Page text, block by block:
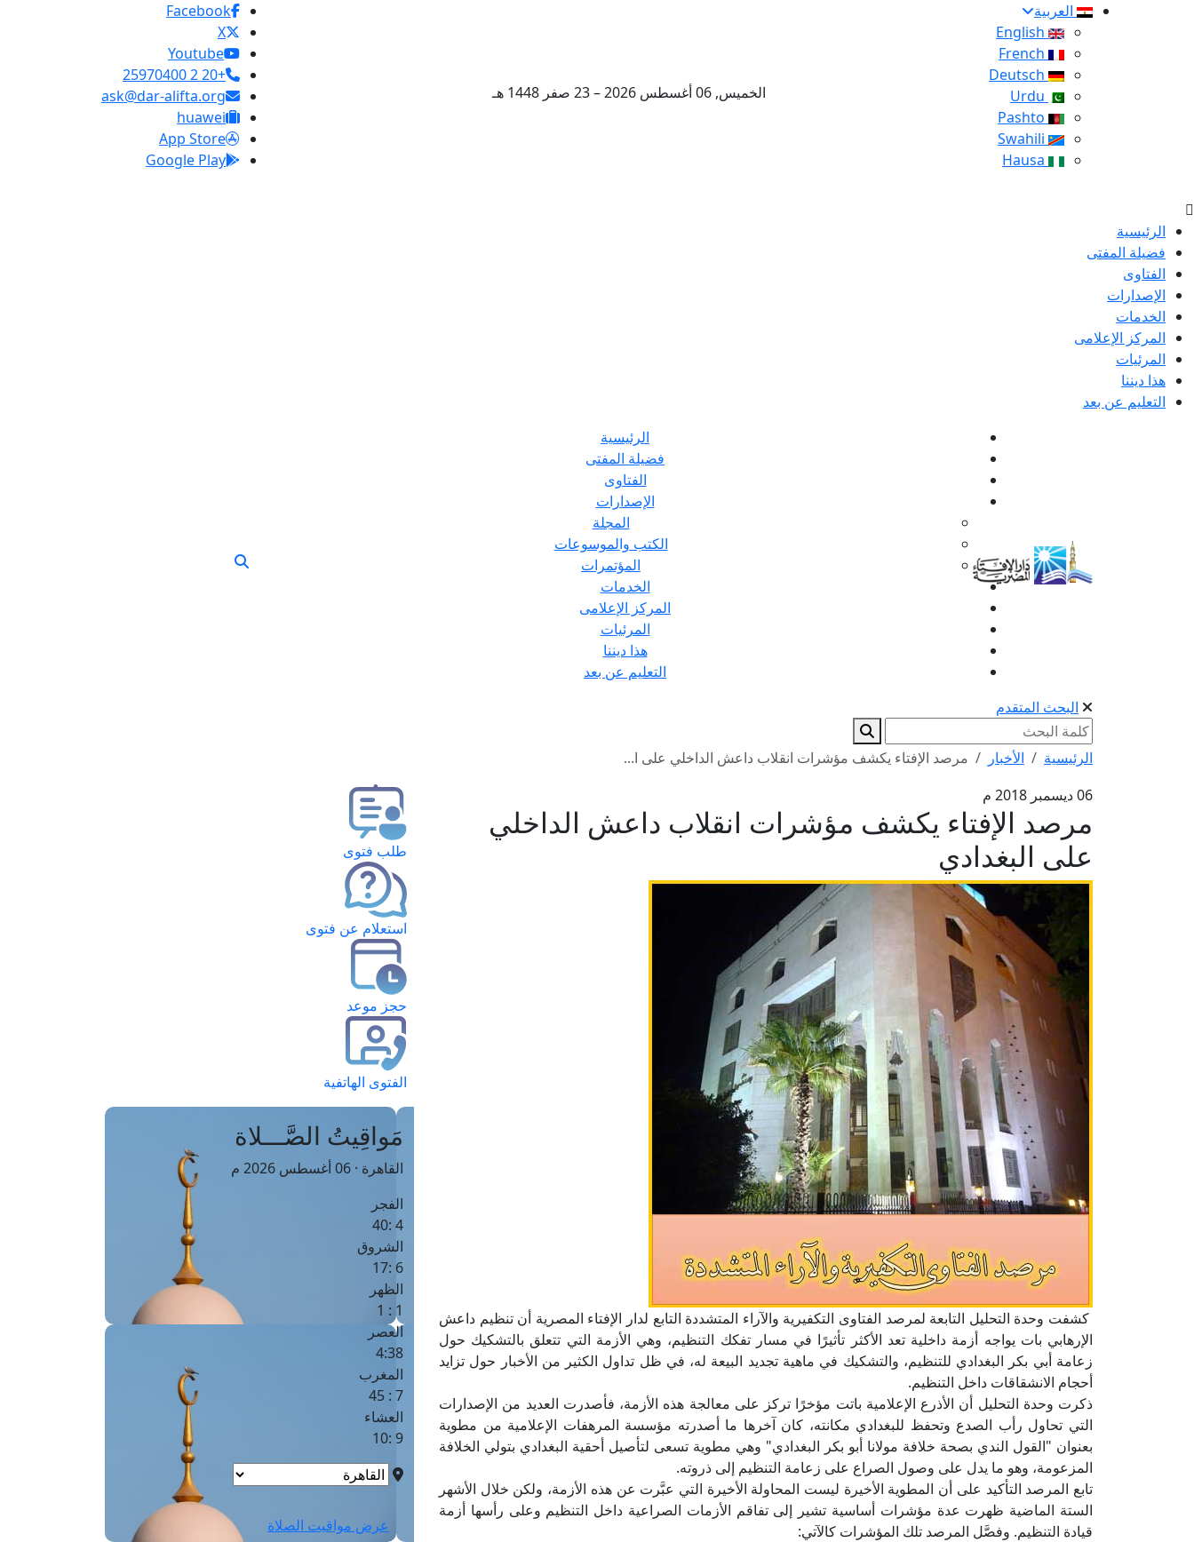
العربية
الخميس, 06 أغسطس 2026 – 23 صفر 1448 هـ
Facebook
X
Youtube
+20 2 25970400
ask@dar-alifta.org
huawei
App Store
Google Play
الرئيسية
فضيلة المفتى
الفتاوى
الإصدارات
الخدمات
المركز الإعلامى
المرئيات
هذا ديننا
التعليم عن بعد
الرئيسية
فضيلة المفتى
الفتاوى
الإصدارات
المجلة
الكتب والموسوعات
المؤتمرات
الخدمات
المركز الإعلامى
المرئيات
هذا ديننا
التعليم عن بعد
البحث المتقدم
الرئيسية الأخبار
مرصد الإفتاء يكشف مؤشرات انقلاب داعش الداخلي على ا...
06 ديسمبر 2018 م
مرصد الإفتاء يكشف مؤشرات انقلاب داعش الداخلي
على البغدادي
كشفت وحدة التحليل التابعة لمرصد الفتاوى التكفيرية والآراء المتشددة التابع لدار الإفتاء المصرية أن تنظيم داعش
الإرهابي بات يواجه أزمة داخلية تعد الأكثر تأثيرًا في مسار تفكك التنظيم، وهي الأزمة التي تتعلق بالتشكيك حول
زعامة أبي بكر البغدادي للتنظيم، والتشكيك في ماهية تجديد البيعة له، في ظل تداول الكثير من الأخبار حول تزايد
أحجام الانشقاقات داخل التنظيم.
ذكرت وحدة التحليل أن الأذرع الإعلامية باتت مؤخرًا تركز على معالجة هذه الأزمة، فأصدرت العديد من الإصدارات
التي تحاول رأب الصدع وتحفظ للبغدادي مكانته، كان آخرها ما أصدرته مؤسسة المرهفات الإعلامية من مطوية
بعنوان "القول الندي بصحة خلافة مولانا أبو بكر البغدادي" وهي مطوية تسعى لتأصيل أحقية البغدادي بتولي الخلافة
المزعومة، وهو ما يدل على وصول الصراع على زعامة التنظيم إلى ذروته.
تابع المرصد التأكيد على أن المطوية الأخيرة ليست المحاولة الأخيرة التي عبَّرت عن هذه الأزمة، ولكن خلال الأشهر
الستة الماضية ظهرت عدة مؤشرات أساسية تشير إلى تفاقم الأزمات الصراعية داخل التنظيم وعلى رأسها أزمة
قيادة التنظيم. وفصَّل المرصد تلك المؤشرات كالآتي:
طلب فتوى
استعلام عن فتوى
حجز موعد
الفتوى الهاتفية
مَواقِيتُ الصَّـــلاة
القاهرة · 06 أغسطس 2026 م
الفجر
4 :40
الشروق
6 :17
الظهر
1 : 1
العصر
4:38
المغرب
7 : 45
العشاء
9 :10
عرض مواقيت الصلاة